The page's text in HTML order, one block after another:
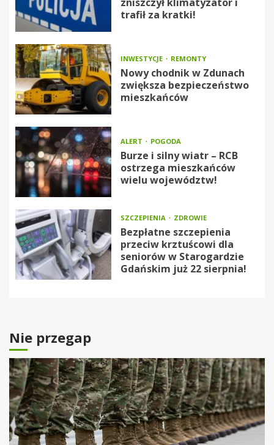
trafił za kratki!
INWESTYCJE REMONTY
Nowy chodnik w Zdunach
zwiększa bezpieczeństwo
mieszkańców
ALERT POGODA
Burze i silny wiatr – RCB
ostrzega mieszkańców
wielu województw!
SZCZEPIENIA ZDROWIE
Bezpłatne szczepienia
przeciw krztuścowi dla
seniorów w Starogardzie
Gdańskim już 22 sierpnia!
Nie przegap